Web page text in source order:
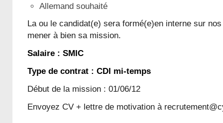
Allemand souhaité
La ou le candidat(e) sera formé(e)en interne sur
mener à bien sa mission.
Salaire : SMIC
Type de contrat : CDI mi-temps
Début de la mission : 01/06/12
Envoyez CV + lettre de motivation à